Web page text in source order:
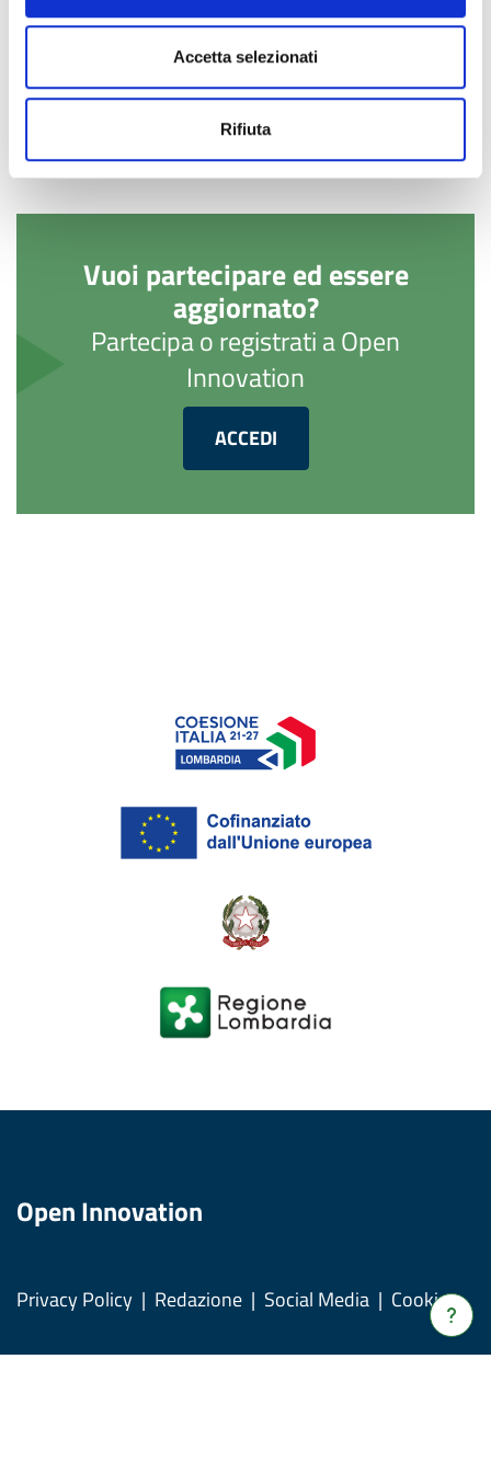
Accetta selezionati
Rifiuta
Verrà
CONDIVIDI
Vuoi partecipare ed essere
aggiornato?
Partecipa o registrati a Open
Innovation
ACCEDI
Open Innovation
Privacy Policy Redazione Social Media Cookies